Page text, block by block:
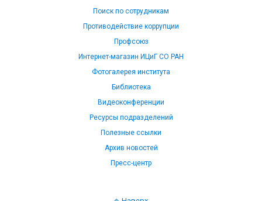
Поиск по сотрудникам
Противодействие коррупции
Профсоюз
Интернет-магазин ИЦиГ СО РАН
Фотогалерея института
Библиотека
Видеоконференции
Ресурсы подразделений
Полезные ссылки
Архив новостей
Пресс-центр